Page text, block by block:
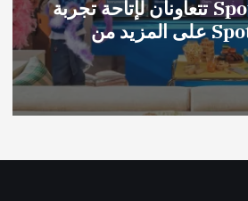
سامسونج وSpotify تتعاونان لإتاحة تجربة
Spotify Premium على المزيد من